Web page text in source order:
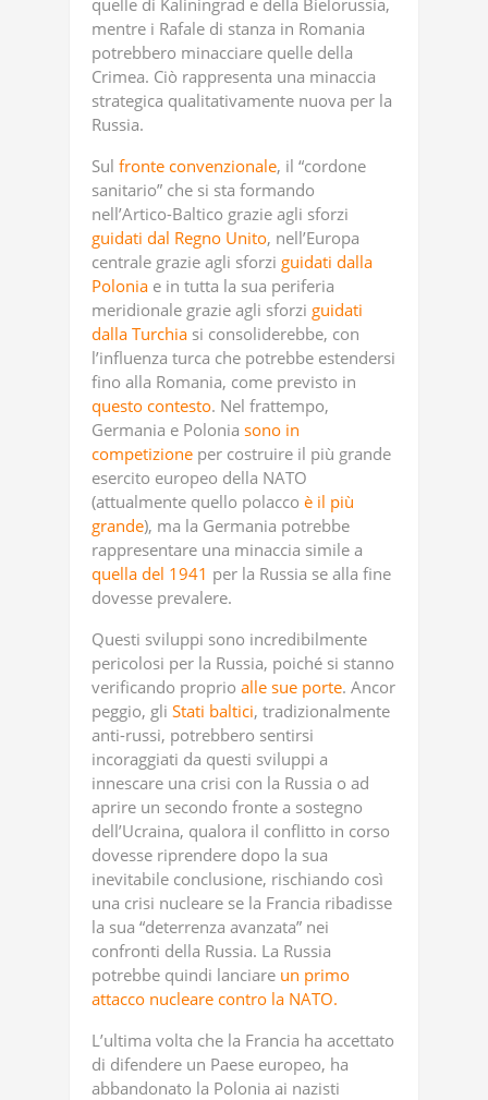
quelle di Kaliningrad e della Bielorussia,
mentre i Rafale di stanza in Romania
potrebbero minacciare quelle della
Crimea. Ciò rappresenta una minaccia
strategica qualitativamente nuova per la
Russia.
Sul fronte convenzionale, il “cordone
sanitario” che si sta formando
nell’Artico-Baltico grazie agli sforzi
guidati dal Regno Unito, nell’Europa
centrale grazie agli sforzi guidati dalla
Polonia e in tutta la sua periferia
meridionale grazie agli sforzi guidati
dalla Turchia si consoliderebbe, con
l’influenza turca che potrebbe estendersi
fino alla Romania, come previsto in
questo contesto. Nel frattempo,
Germania e Polonia sono in
competizione per costruire il più grande
esercito europeo della NATO
(attualmente quello polacco è il più
grande), ma la Germania potrebbe
rappresentare una minaccia simile a
quella del 1941 per la Russia se alla fine
dovesse prevalere.
Questi sviluppi sono incredibilmente
pericolosi per la Russia, poiché si stanno
verificando proprio alle sue porte. Ancor
peggio, gli Stati baltici, tradizionalmente
anti-russi, potrebbero sentirsi
incoraggiati da questi sviluppi a
innescare una crisi con la Russia o ad
aprire un secondo fronte a sostegno
dell’Ucraina, qualora il conflitto in corso
dovesse riprendere dopo la sua
inevitabile conclusione, rischiando così
una crisi nucleare se la Francia ribadisse
la sua “deterrenza avanzata” nei
confronti della Russia. La Russia
potrebbe quindi lanciare un primo
attacco nucleare contro la NATO.
L’ultima volta che la Francia ha accettato
di difendere un Paese europeo, ha
abbandonato la Polonia ai nazisti